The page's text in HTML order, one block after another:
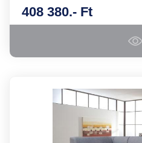
408 380.- Ft